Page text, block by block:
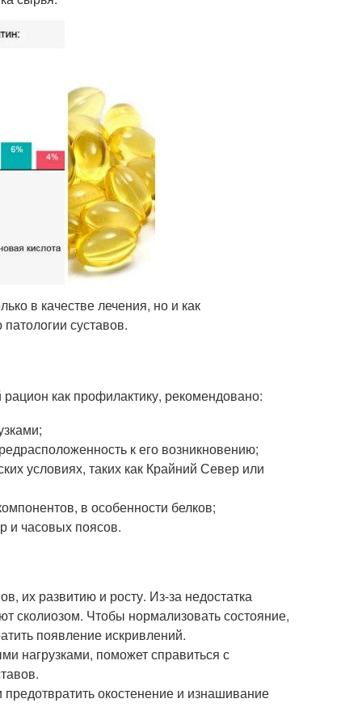
в качестве лечения, но и как
суставов.
как профилактику, рекомендовано:
к его возникновению;
условиях, таких как Крайний Север или
в особенности белков;
и часовых поясов.
их развитию и росту. Из-за недостатка
сколиозом. Чтобы нормализовать состояние,
появление искривлений.
нагрузками, поможет справиться с
окостенение и изнашивание